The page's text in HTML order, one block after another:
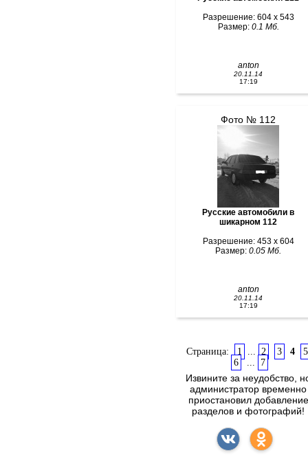
Разрешение: 604 x 543
Размер: 0.1 Мб.
anton
20.11.14
17:19
Фото № 112
Русские автомобили в
шикарном 112
Разрешение: 453 x 604
Размер: 0.05 Мб.
anton
20.11.14
17:19
Страница: 1 ... 2 3 4
5
6 ... 7
Извините за неудобство,
администратор временно
приостановил добавление
разделов и фотографий!